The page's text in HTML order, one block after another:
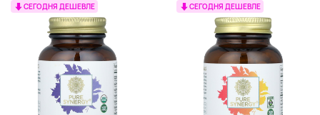
СЕГОДНЯ ДЕШЕВЛЕ СЕГОДНЯ ДЕШЕВЛЕ